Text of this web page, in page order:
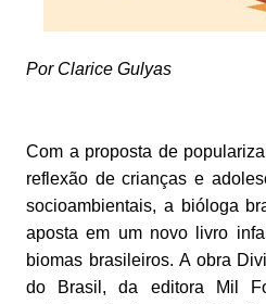
Por Clarice Gulyas
Com a proposta de
reflexão de crianças e
socioambientais, a bióloga
aposta em um novo livro
biomas brasileiros. A obra
do Brasil, da editora Mil